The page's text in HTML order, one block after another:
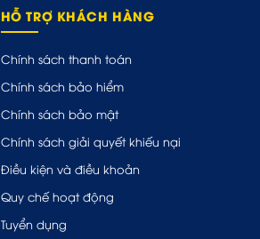
HỖ TRỢ KHÁCH HÀNG
Chính sách thanh toán
Chính sách bảo hiểm
Chính sách bảo mật
Chính sách giải quyết khiếu nại
Điều kiện và điều khoản
Quy chế hoạt động
Tuyển dụng